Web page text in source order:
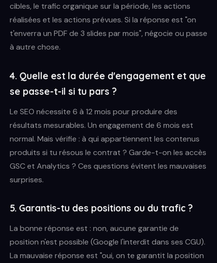
cibles, le trafic organique sur la période, les actions
réalisées et les actions prévues. Si la réponse est "on
t'enverra un PDF de 3 slides par mois", négocie ou passe
à autre chose.
4. Quelle est la durée d'engagement et que
se passe-t-il si tu pars ?
Le SEO nécessite 6 à 12 mois pour produire des
résultats mesurables. Un engagement de 6 mois est
normal. Mais vérifie : à qui appartiennent les contenus
produits si tu résous le contrat ? Garde-t-on les accès
GSC et Analytics ? Ces questions évitent les mauvaises
surprises.
5. Garantis-tu des positions ou du trafic ?
La bonne réponse est : non, aucune garantie de
position n'est possible (Google l'interdit dans ses CGU).
La mauvaise réponse est "oui, on te garantit la position